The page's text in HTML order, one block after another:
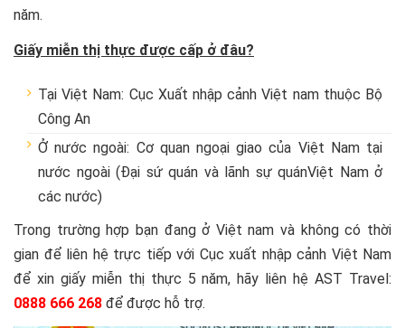
năm.
Giấy miễn thị thực được cấp ở đâu?
Tại Việt Nam: Cục Xuất nhập cảnh Việt nam thuộc Bộ
Công An
Ở nước ngoài: Cơ quan ngoại giao của Việt Nam tại
nước ngoài (Đại sứ quán và lãnh sự quánViệt Nam ở
các nước)
Trong trường hợp bạn đang ở Việt nam và không có thời
gian để liên hệ trực tiếp với Cục xuất nhập cảnh Việt Nam
để xin giấy miễn thị thực 5 năm, hãy liên hệ AST Travel:
0888 666 268 để được hỗ trợ.